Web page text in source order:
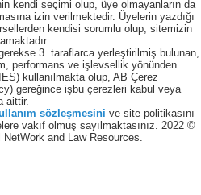
kendi seçimi olup, üye olmayanların da
izin verilmektedir. Üyelerin yazdığı
kendisi sorumlu olup, sitemizin
3. taraflarca yerleştirilmiş bulunan,
performans ve işlevsellik yönünden
kullanılmakta olup, AB Çerez
gereğince işbu çerezleri kabul veya
aittir.
sözleşmesini ve site politikasını
vakıf olmuş sayılmaktasınız. 2022 ©
and Law Resources.